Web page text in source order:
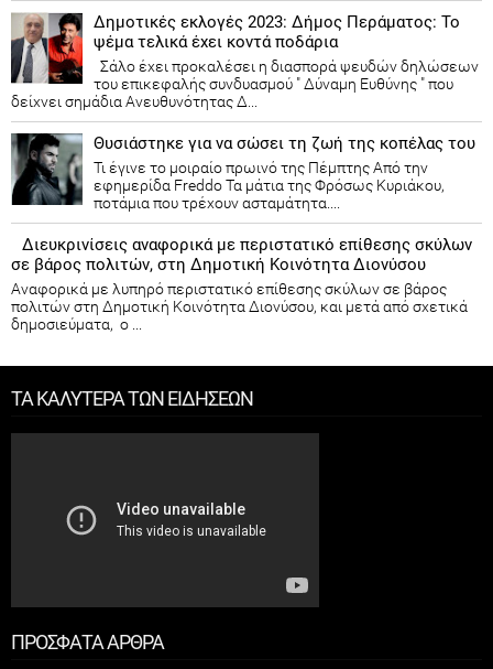
Δημοτικές εκλογές 2023: Δήμος Περάματος: Το
ψέμα τελικά έχει κοντά ποδάρια
Σάλο έχει προκαλέσει η διασπορά ψευδών δηλώσεων
του επικεφαλής συνδυασμού " Δύναμη Ευθύνης " που
δείχνει σημάδια Ανευθυνότητας Δ...
Θυσιάστηκε για να σώσει τη ζωή της κοπέλας του
Τι έγινε το μοιραίο πρωινό της Πέμπτης Από την
εφημερίδα Freddo Τα μάτια της Φρόσως Κυριάκου,
ποτάμια που τρέχουν ασταμάτητα....
Διευκρινίσεις αναφορικά με περιστατικό επίθεσης σκύλων
σε βάρος πολιτών, στη Δημοτική Κοινότητα Διονύσου
Αναφορικά με λυπηρό περιστατικό επίθεσης σκύλων σε βάρος
πολιτών στη Δημοτική Κοινότητα Διονύσου, και μετά από σχετικά
δημοσιεύματα, ο ...
ΤΑ ΚΑΛΥΤΕΡΑ ΤΩΝ ΕΙΔΗΣΕΩΝ
ΠΡΟΣΦΑΤΑ ΑΡΘΡΑ